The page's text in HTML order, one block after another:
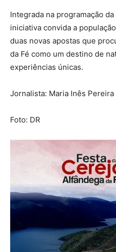
Integrada na programação
iniciativa convida a
duas novas apostas que
da Fé como um destino de
experiências únicas.
Jornalista: Maria Inês Pereira
Foto: DR